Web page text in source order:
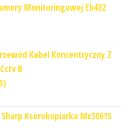
Monitoringowej Eb432
Kabel Koncentryczny Z
B
Kserokopiarka Mx3061S